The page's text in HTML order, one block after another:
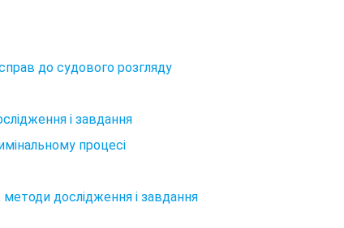
до судового розгляду
i завдання
процесі
методи дослiдження i завдання